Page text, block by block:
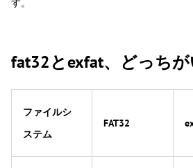
す。
fat32とexfat、どっちが
ファイルシ
ステム
FAT32